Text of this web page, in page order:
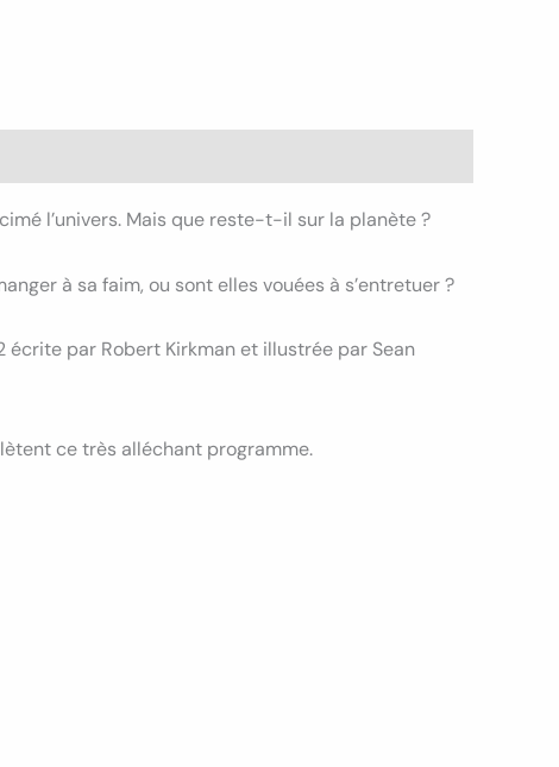
l’univers. Mais que reste-t-il sur la planète ?
à sa faim, ou sont elles vouées à s’entretuer ?
par Robert Kirkman et illustrée par Sean
ce très alléchant programme.